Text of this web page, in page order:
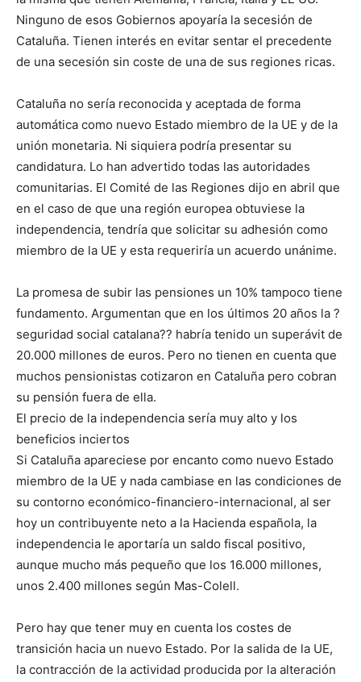
Ninguno de esos Gobiernos apoyaría la secesión de
Cataluña. Tienen interés en evitar sentar el precedente
de una secesión sin coste de una de sus regiones ricas.
Cataluña no sería reconocida y aceptada de forma
automática como nuevo Estado miembro de la UE y de la
unión monetaria. Ni siquiera podría presentar su
candidatura. Lo han advertido todas las autoridades
comunitarias. El Comité de las Regiones dijo en abril que
en el caso de que una región europea obtuviese la
independencia, tendría que solicitar su adhesión como
miembro de la UE y esta requeriría un acuerdo unánime.
La promesa de subir las pensiones un 10% tampoco tiene
fundamento. Argumentan que en los últimos 20 años la ?
seguridad social catalana?? habría tenido un superávit de
20.000 millones de euros. Pero no tienen en cuenta que
muchos pensionistas cotizaron en Cataluña pero cobran
su pensión fuera de ella.
El precio de la independencia sería muy alto y los
beneficios inciertos
Si Cataluña apareciese por encanto como nuevo Estado
miembro de la UE y nada cambiase en las condiciones de
su contorno económico-financiero-internacional, al ser
hoy un contribuyente neto a la Hacienda española, la
independencia le aportaría un saldo fiscal positivo,
aunque mucho más pequeño que los 16.000 millones,
unos 2.400 millones según Mas-Colell.
Pero hay que tener muy en cuenta los costes de
transición hacia un nuevo Estado. Por la salida de la UE,
la contracción de la actividad producida por la alteración